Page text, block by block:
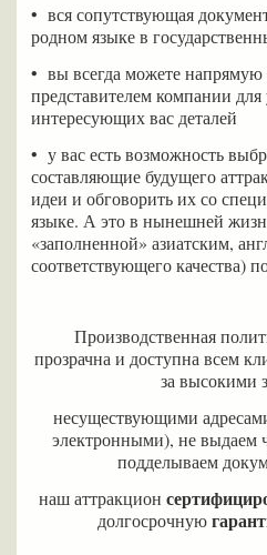
• вся сопутствующая
родном языке в
• вы всегда можете напрямую
представителем компании для
интересующих вас деталей
• у вас есть возможность
составляющие будущего
идеи и обговорить их со
языке. А это в нынешней
«заполненной» азиатским,
соответствующего качества)
Производственная
прозрачна и доступна всем
за высокими
несуществующими
электронными), не выдаем
подделываем
наш аттракцион
долгосрочную